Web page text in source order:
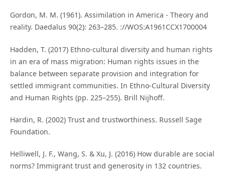
Gordon, M. M. (1961). Assimilation in America - Theory and
reality. Daedalus 90(2): 263–285. ://WOS:A1961CCX1700004
Hadden, T. (2017) Ethno-cultural diversity and human rights
in an era of mass migration: Human rights issues in the
balance between separate provision and integration for
settled immigrant communities. In Ethno-Cultural Diversity
and Human Rights (pp. 225–255). Brill Nijhoff.
Hardin, R. (2002) Trust and trustworthiness. Russell Sage
Foundation.
Helliwell, J. F., Wang, S. & Xu, J. (2016) How durable are social
norms? Immigrant trust and generosity in 132 countries.